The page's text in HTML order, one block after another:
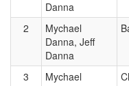
Danna
2
Mychael
Danna, Jeff
Danna
3
Mychael